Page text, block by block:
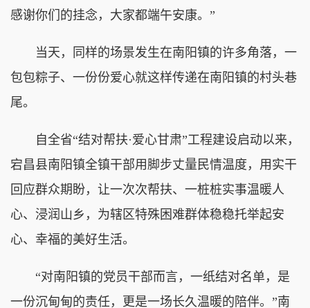
感谢你们的挂念，大家都端午安康。”
当天，同样的场景发生在南阳镇的许多角落，一
包包粽子、一份份爱心就这样传递在南阳镇的村头巷
尾。
自全省“结对帮扶·爱心甘肃”工程建设启动以来，
宕昌县南阳镇全镇干部用脚步丈量民情温度，用实干
回应群众期盼，让一次次帮扶、一桩桩实事温暖人
心、浸润山乡，为辖区特殊困难群体稳稳托举起安
心、幸福的美好生活。
“对南阳镇的党员干部而言，一纸结对名单，是
一份沉甸甸的责任，更是一场长久温暖的陪伴。”南